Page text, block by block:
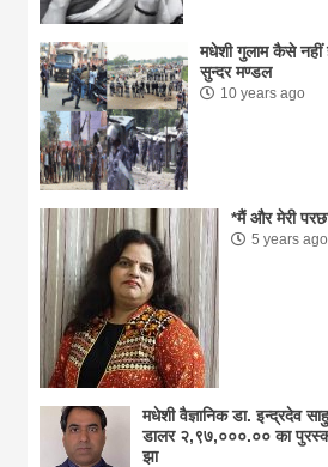
मधेशी गुलाम कैसे नहीं
सुन्दर मण्डल
10 years ago
*मैं और मेरी
5 years ago
मधेशी वैज्ञानिक डा. इन्द्रदेव
डालर २,९७,०००.०० का
झा